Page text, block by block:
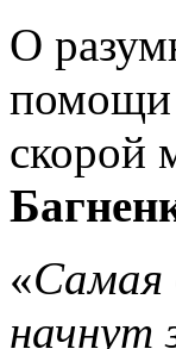
О
помощи
скорой
«Самая
начнут